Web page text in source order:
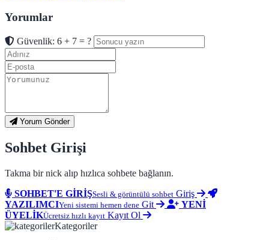
Yorumlar
Güvenlik: 6 + 7 = ?
Yorum Gönder
Sohbet Girişi
Takma bir nick alıp hızlıca sohbete bağlanın.
SOHBET'E GİRİŞSesli & görüntülü sohbet Giriş
YAZILIMCIYeni sistemi hemen dene Git
YENİ
ÜYELİKÜcretsiz hızlı kayıt Kayıt Ol
Kategoriler